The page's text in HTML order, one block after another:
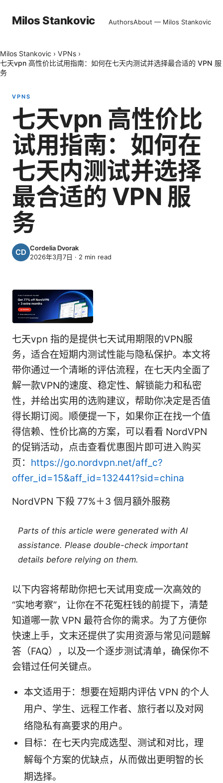
Milos Stankovic AuthorsAbout — Milos Stankovic
Milos Stankovic › VPNs ›
七天vpn 高性价比试用指南：如何在七天内测试并选择最合适的 VPN 服
务
VPNS
七天vpn 高性价比
试用指南：如何在
七天内测试并选择
最合适的 VPN 服
务
Cordelia Dvorak
2026年3月7日 · 2 min read
七天vpn 指的是提供七天试用期限的VPN服
务，适合在短期内测试性能与隐私保护。本文将
带你通过一个清晰的评估流程，在七天内全面了
解一款VPN的速度、稳定性、解锁能力和私密
性，并给出实用的选购建议，帮助你决定是否值
得长期订阅。顺便提一下，如果你正在找一个值
得信赖、性价比高的方案，可以看看 NordVPN
的促销活动，点击查看优惠图片即可进入购买
页： https://go.nordvpn.net/aff_c?
offer_id=15&aff_id=132441?sid=china
NordVPN 下殺 77%＋3 個月額外服務
Parts of this article were generated with AI
assistance. Please double-check important
details before relying on them.
以下内容将帮助你把七天试用变成一次高效的
“实地考察”，让你在不花冤枉钱的前提下，清楚
知道哪一款 VPN 最符合你的需求。为了方便你
快速上手，文末还提供了实用资源与常见问题解
答（FAQ），以及一个逐步测试清单，确保你不
会错过任何关键点。
本文适用于：想要在短期内评估 VPN 的个人
用户、学生、远程工作者、旅行者以及对网
络隐私有高要求的用户。
目标：在七天内完成选型、测试和对比，理
解每个方案的优缺点，从而做出更明智的长
期选择。